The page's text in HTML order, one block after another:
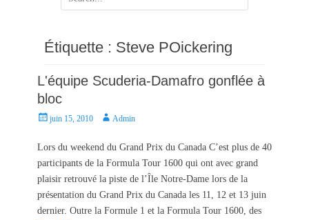
for:
Étiquette : Steve POickering
L'équipe Scuderia-Damafro gonflée à
bloc
P
s
d
o
n
juin 15, 2010
A
t
Admin
Lors du weekend du Grand Prix du Canada C’est plus de 40
participants de la Formula Tour 1600 qui ont avec grand
plaisir retrouvé la piste de l’Île Notre-Dame lors de la
présentation du Grand Prix du Canada les 11, 12 et 13 juin
dernier. Outre la Formule 1 et la Formula Tour 1600, des